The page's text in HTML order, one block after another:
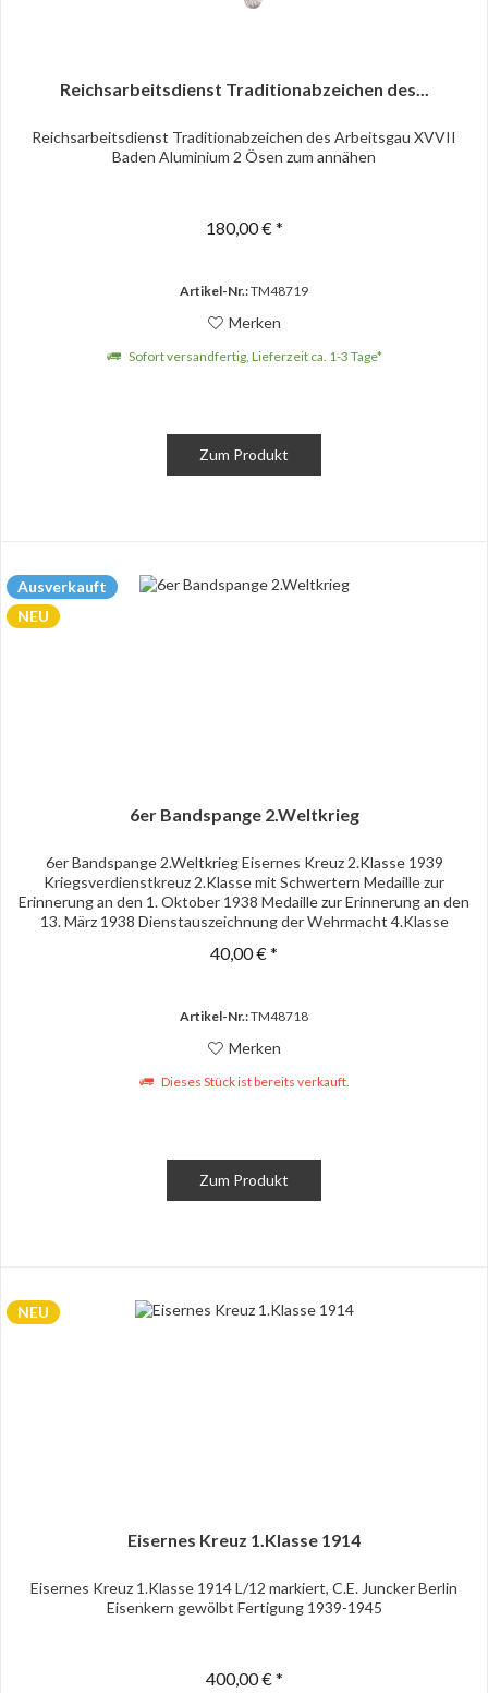
Reichsarbeitsdienst Traditionabzeichen des...
Reichsarbeitsdienst Traditionabzeichen des Arbeitsgau XVVII
Baden Aluminium 2 Ösen zum annähen
180,00 € *
Artikel-Nr.:TM48719
Merken
Sofort versandfertig, Lieferzeit ca. 1-3 Tage*
Zum Produkt
Ausverkauft
NEU
6er Bandspange 2.Weltkrieg
6er Bandspange 2.Weltkrieg Eisernes Kreuz 2.Klasse 1939
Kriegsverdienstkreuz 2.Klasse mit Schwertern Medaille zur
Erinnerung an den 1. Oktober 1938 Medaille zur Erinnerung an den
13. März 1938 Dienstauszeichnung der Wehrmacht 4.Klasse
40,00 € *
Artikel-Nr.:TM48718
Merken
Dieses Stück ist bereits verkauft.
Zum Produkt
NEU
Eisernes Kreuz 1.Klasse 1914
Eisernes Kreuz 1.Klasse 1914 L/12 markiert, C.E. Juncker Berlin
Eisenkern gewölbt Fertigung 1939-1945
400,00 € *